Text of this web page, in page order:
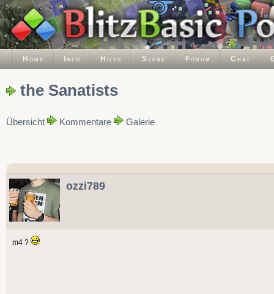
Home Info Hilfe Szene Forum Chat
the Sanatists
Übersicht Kommentare Galerie
ozzi789
m4 ?